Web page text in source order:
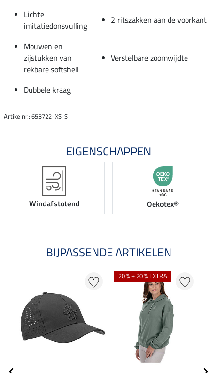
Lichte
imitatiedonsvulling
2 ritszakken aan de voorkant
Mouwen en
zijstukken van
rekbare softshell
Verstelbare zoomwijdte
Dubbele kraag
Artikelnr.: 653722-XS-S
EIGENSCHAPPEN
Windafstotend Oekotex®
BIJPASSENDE ARTIKELEN
20 % + 20 % EXTRA